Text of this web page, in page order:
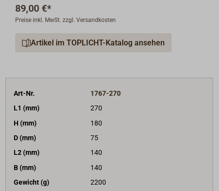
89,00 €*
Preise inkl. MwSt. zzgl. Versandkosten
Artikel im TOPLICHT-Katalog ansehen
Art-Nr.
1767-270
L1 (mm)
270
H (mm)
180
D (mm)
75
L2 (mm)
140
B (mm)
140
Gewicht (g)
2200